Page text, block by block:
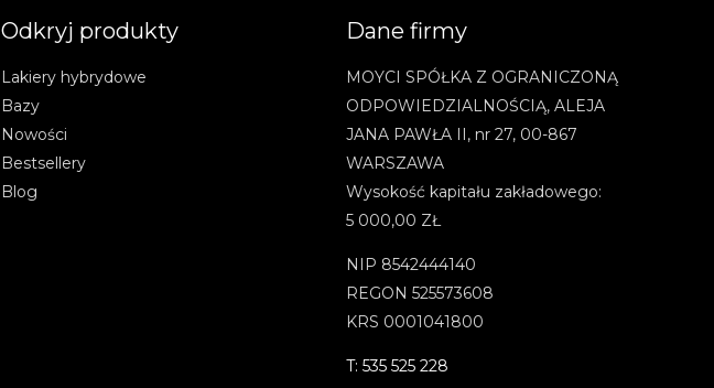
Odkryj produkty
Lakiery hybrydowe
Bazy
Nowości
Bestsellery
Blog
Dane firmy
MOYCI SPÓŁKA Z OGRANICZONĄ
ODPOWIEDZIALNOŚCIĄ, ALEJA
JANA PAWŁA II, nr 27, 00-867
WARSZAWA
Wysokość kapitału zakładowego:
5 000,00 ZŁ
NIP 8542444140
REGON 525573608
KRS 0001041800
T: 535 525 228